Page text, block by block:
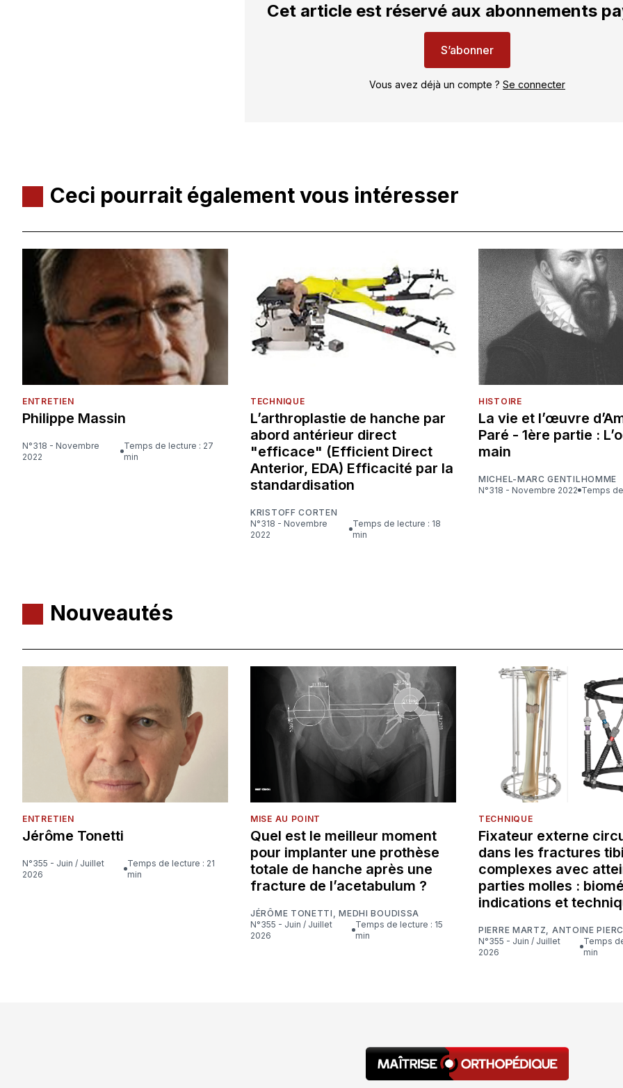
Cet article est réservé aux abonnements
S’abonner
Vous avez déjà un compte ? Se connecter
Ceci pourrait également vous intéresser
ENTRETIEN
Philippe Massin
N°318 - Novembre
2022
Temps de lecture : 27
min
TECHNIQUE
L’arthroplastie de hanche par
abord antérieur direct
"efficace" (Efficient Direct
Anterior, EDA) Efficacité par la
standardisation
KRISTOFF CORTEN
N°318 - Novembre
2022
Temps de lecture : 18
min
HISTOIRE
La vie et l’œuvre
Paré - 1ère partie :
main
MICHEL-MARC GENTILHOMME
N°318 - Novembre 2022
Temps
Nouveautés
ENTRETIEN
Jérôme Tonetti
N°355 - Juin / Juillet
2026
Temps de lecture : 21
min
MISE AU POINT
Quel est le meilleur moment
pour implanter une prothèse
totale de hanche après une
fracture de l’acetabulum ?
JÉRÔME TONETTI ,MEDHI BOUDISSA
N°355 - Juin / Juillet
2026
Temps de lecture : 15
min
TECHNIQUE
Fixateur externe
dans les fractures
complexes avec
parties molles :
indications et
PIERRE MARTZ
ANTOINE
N°355 - Juin / Juillet
2026
Temps de lecture : 16
min